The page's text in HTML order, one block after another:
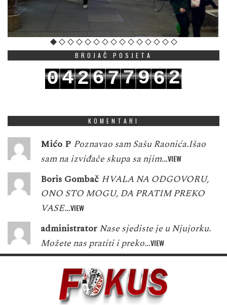
BROJAČ POSJETA
042677962
KOMENTARI
Mićo P Poznavao sam Sašu Raonića.Išao
sam na izviđače skupa sa njim…VIEW
Boris Gombač HVALA NA ODGOVORU,
ONO STO MOGU, DA PRATIM PREKO
VASE…VIEW
administrator Nase sjediste je u Njujorku.
Možete nas pratiti i preko…VIEW